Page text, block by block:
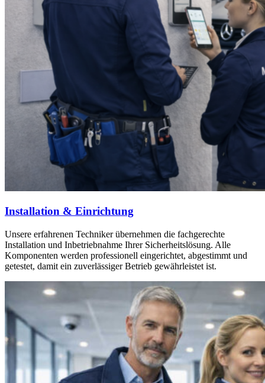
Installation & Einrichtung
Unsere erfahrenen Techniker übernehmen die fachgerechte
Installation und Inbetriebnahme Ihrer Sicherheitslösung. Alle
Komponenten werden professionell eingerichtet, abgestimmt und
getestet, damit ein zuverlässiger Betrieb gewährleistet ist.